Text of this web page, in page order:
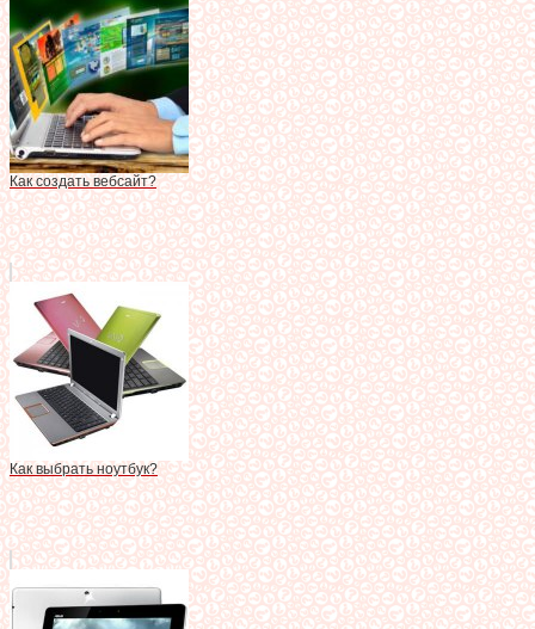
Как создать вебсайт?
Как выбрать ноутбук?